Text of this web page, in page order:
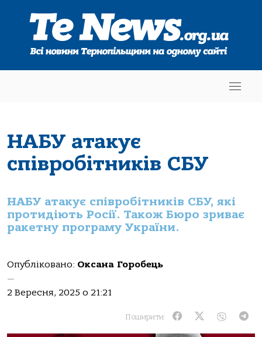
НАБУ атакує
співробітників СБУ
НАБУ атакує співробітників СБУ, які
протидіють Росії. Також Бюро зриває
ракетну програму України.
Опубліковано: Оксана Горобець
—
2 Вересня, 2025 о 21:21
Поширити: